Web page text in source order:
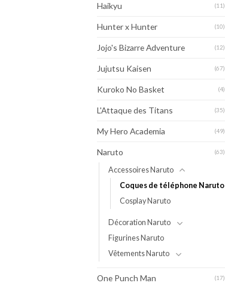
Haikyu (11)
Hunter x Hunter (10)
Jojo's Bizarre Adventure (12)
Jujutsu Kaisen (67)
Kuroko No Basket (4)
L'Attaque des Titans (35)
My Hero Academia (49)
Naruto (63)
Accessoires Naruto
Coques de téléphone Naruto
Cosplay Naruto
Décoration Naruto
Figurines Naruto
Vêtements Naruto
One Punch Man (17)